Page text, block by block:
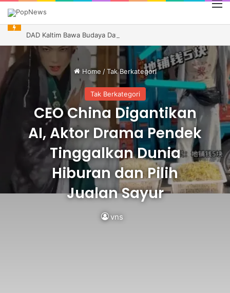
Home / Tak Berkategori
Tak Berkategori
CEO China Digantikan
AI, Aktor Drama Pendek
Tinggalkan Dunia
Hiburan dan Pilih
Jualan Sayur
vns